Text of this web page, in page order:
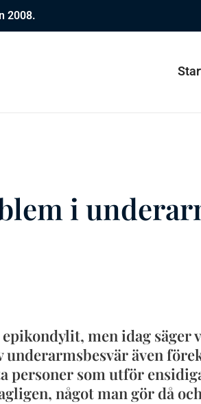
2008.
i
men idag säger
underarmsbesvär även
personer som utför
något man gör då